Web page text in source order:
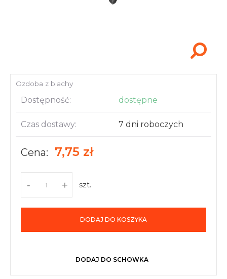
Ozdoba z blachy
Dostępność: dostępne
Czas dostawy: 7 dni roboczych
Cena: 7,75 zł
- + szt.
DODAJ DO KOSZYKA
DODAJ DO SCHOWKA